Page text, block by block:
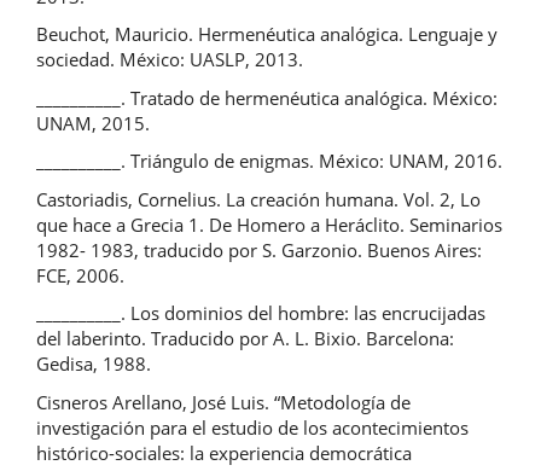
Beuchot, Mauricio. Hermenéutica analógica. Lenguaje y
sociedad. México: UASLP, 2013.
__________. Tratado de hermenéutica analógica. México:
UNAM, 2015.
__________. Triángulo de enigmas. México: UNAM, 2016.
Castoriadis, Cornelius. La creación humana. Vol. 2, Lo
que hace a Grecia 1. De Homero a Heráclito. Seminarios
1982- 1983, traducido por S. Garzonio. Buenos Aires:
FCE, 2006.
__________. Los dominios del hombre: las encrucijadas
del laberinto. Traducido por A. L. Bixio. Barcelona:
Gedisa, 1988.
Cisneros Arellano, José Luis. “Metodología de
investigación para el estudio de los acontecimientos
histórico-sociales: la experiencia democrática